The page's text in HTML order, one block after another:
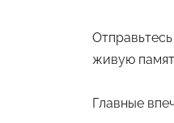
живую
Главные